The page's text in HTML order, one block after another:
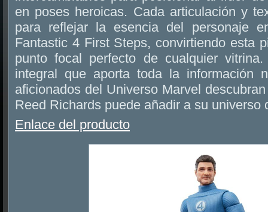
en poses heroicas. Cada articulación y
para reflejar la esencia del personaje
Fantastic 4 First Steps, convirtiendo esta
punto focal perfecto de cualquier
integral que aporta toda la información
aficionados del Universo Marvel
Reed Richards puede añadir a su universo
Enlace del producto